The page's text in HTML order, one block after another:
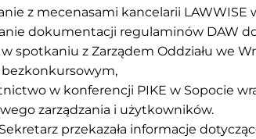
z mecenasami kancelarii
dokumentacji regulaminów DAW
w spotkaniu z Zarządem Oddziału we
w konferencji PIKE w Sopocie
zarządzania i użytkowników.
przekazała informacje